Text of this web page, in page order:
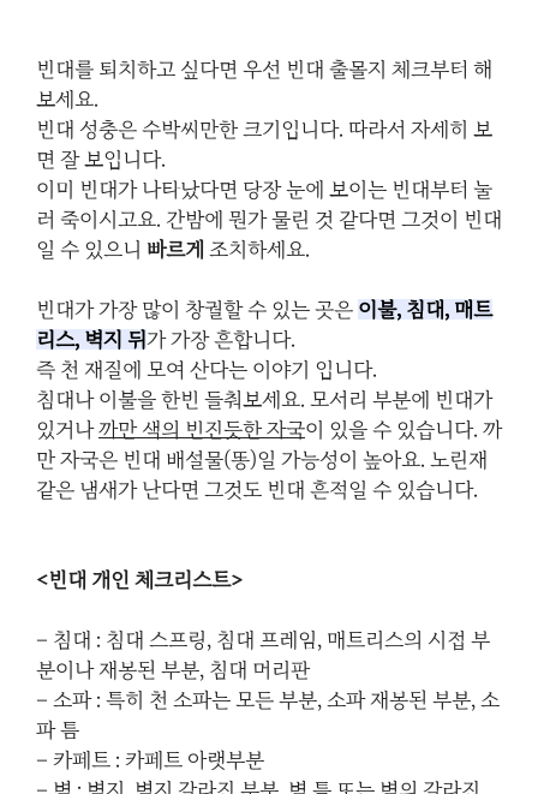
빈대를 퇴치하고 싶다면 우선 빈대 출몰지 체크부터 해
보세요.
빈대 성충은 수박씨만한 크기입니다. 따라서 자세히 보
면 잘 보입니다.
이미 빈대가 나타났다면 당장 눈에 보이는 빈대부터 눌
러 죽이시고요. 간밤에 뭔가 물린 것 같다면 그것이 빈대
일 수 있으니 빠르게 조치하세요.
빈대가 가장 많이 창궐할 수 있는 곳은 이불, 침대, 매트
리스, 벽지 뒤가 가장 흔합니다.
즉 천 재질에 모여 산다는 이야기 입니다.
침대나 이불을 한번 들춰보세요. 모서리 부분에 빈대가
있거나까만 색의 번진듯한 자국이 있을 수 있습니다. 까
만 자국은 빈대 배설물(똥)일 가능성이 높아요. 노린재
같은 냄새가 난다면 그것도 빈대 흔적일 수 있습니다.
<빈대 개인 체크리스트>
– 침대 : 침대 스프링, 침대 프레임, 매트리스의 시접 부
분이나 재봉된 부분, 침대 머리판
– 소파 : 특히 천 소파는 모든 부분, 소파 재봉된 부분, 소
파 틈
– 카페트 : 카페트 아랫부분
– 벽 : 벽지, 벽지 갈라진 부분, 벽 틈 또는 벽의 갈라진